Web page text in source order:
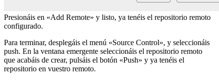
Presionáis en «Add Remote» y listo, ya tenéis el repositorio remoto
configurado.
Para terminar, desplegáis el menú «Source Control», y seleccionáis
push. En la ventana emergente seleccionáis el repositorio remoto
que acabáis de crear, pulsáis el botón «Push» y ya tenéis el
repositorio en vuestro remoto.